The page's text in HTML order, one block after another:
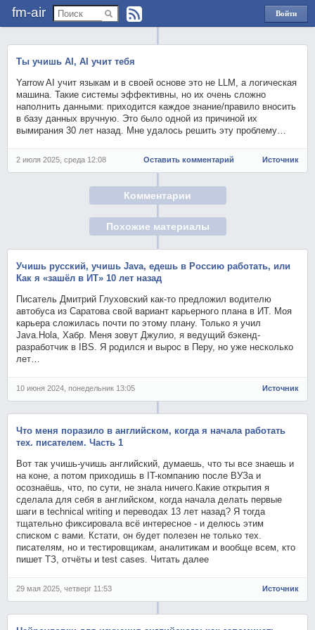
fm-air
Войти
через
Ты учишь AI, AI учит тебя
Yarrow AI учит языкам и в своей основе это не LLM, а логическая
машина. Такие системы эффективны, но их очень сложно
наполнить данными: приходится каждое знание/правило вносить
в базу данных вручную. Это было одной из причиной их
вымирания 30 лет назад. Мне удалось решить эту проблему…
2 июля 2025, среда 12:08 Оставить комментарий Источник
Комментарии
Похожие материалы
Учишь русский, учишь Java, едешь в Россию работать, или
Как я «зашёл в ИТ» 10 лет назад
Писатель Дмитрий Глуховский как-то предложил водителю
автобуса из Саратова свой вариант карьерного плана в ИТ. Моя
карьера сложилась почти по этому плану. Только я учил
Java.Hola, Хабр. Меня зовут Джулио, я ведущий бэкенд-
разработчик в IBS. Я родился и вырос в Перу, но уже несколько
лет…
10 июня 2024, понедельник 13:05 Источник
Что меня поразило в английском, когда я начала работать
тех. писателем. Часть 1
Вот так учишь-учишь английский, думаешь, что ты все знаешь и
на коне, а потом приходишь в IT-компанию после ВУЗа и
осознаёшь, что, по сути, не знала ничего.Какие открытия я
сделала для себя в английском, когда начала делать первые
шаги в technical writing и переводах 13 лет назад? Я тогда
тщательно фиксировала всё интересное - и делюсь этим
списком с вами. Кстати, он будет полезен не только тех.
писателям, но и тестировщикам, аналитикам и вообще всем, кто
пишет ТЗ, отчёты и test cases. Читать далее
29 мая 2025, четверг 11:53 Источник